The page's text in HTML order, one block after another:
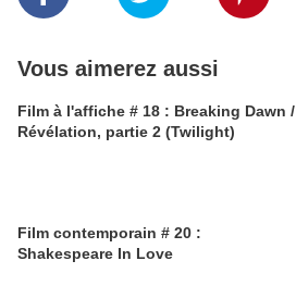
Vous aimerez aussi
Film à l'affiche # 18 : Breaking Dawn /
Révélation, partie 2 (Twilight)
Film contemporain # 20 :
Shakespeare In Love